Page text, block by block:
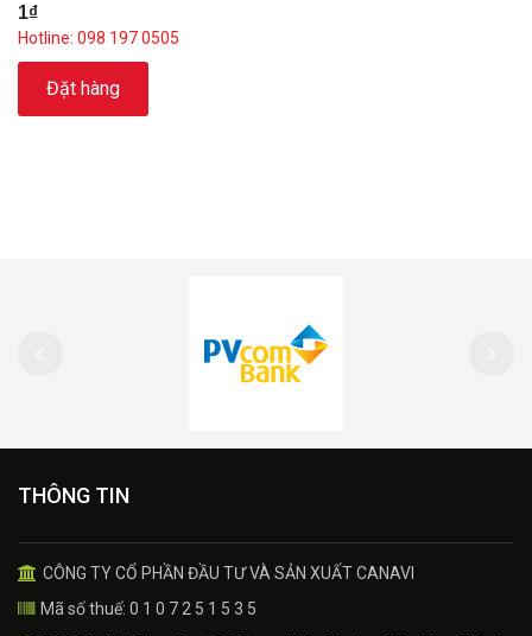
1₫
Hotline: 098 197 0505
Đặt hàng
THÔNG TIN
CÔNG TY CỔ PHẦN ĐẦU TƯ VÀ SẢN XUẤT CANAVI
Mã số thuế: 0 1 0 7 2 5 1 5 3 5